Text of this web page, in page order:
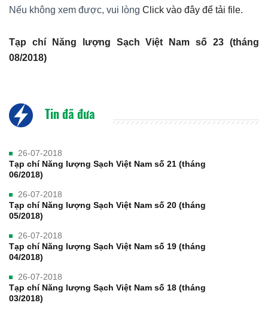
Nếu không xem được, vui lòng Click vào đây để tải file.
Tạp chí Năng lượng Sạch Việt Nam số 23 (tháng
08/2018)
Tin đã đưa
26-07-2018
Tạp chí Năng lượng Sạch Việt Nam số 21 (tháng
06/2018)
26-07-2018
Tạp chí Năng lượng Sạch Việt Nam số 20 (tháng
05/2018)
26-07-2018
Tạp chí Năng lượng Sạch Việt Nam số 19 (tháng
04/2018)
26-07-2018
Tạp chí Năng lượng Sạch Việt Nam số 18 (tháng
03/2018)